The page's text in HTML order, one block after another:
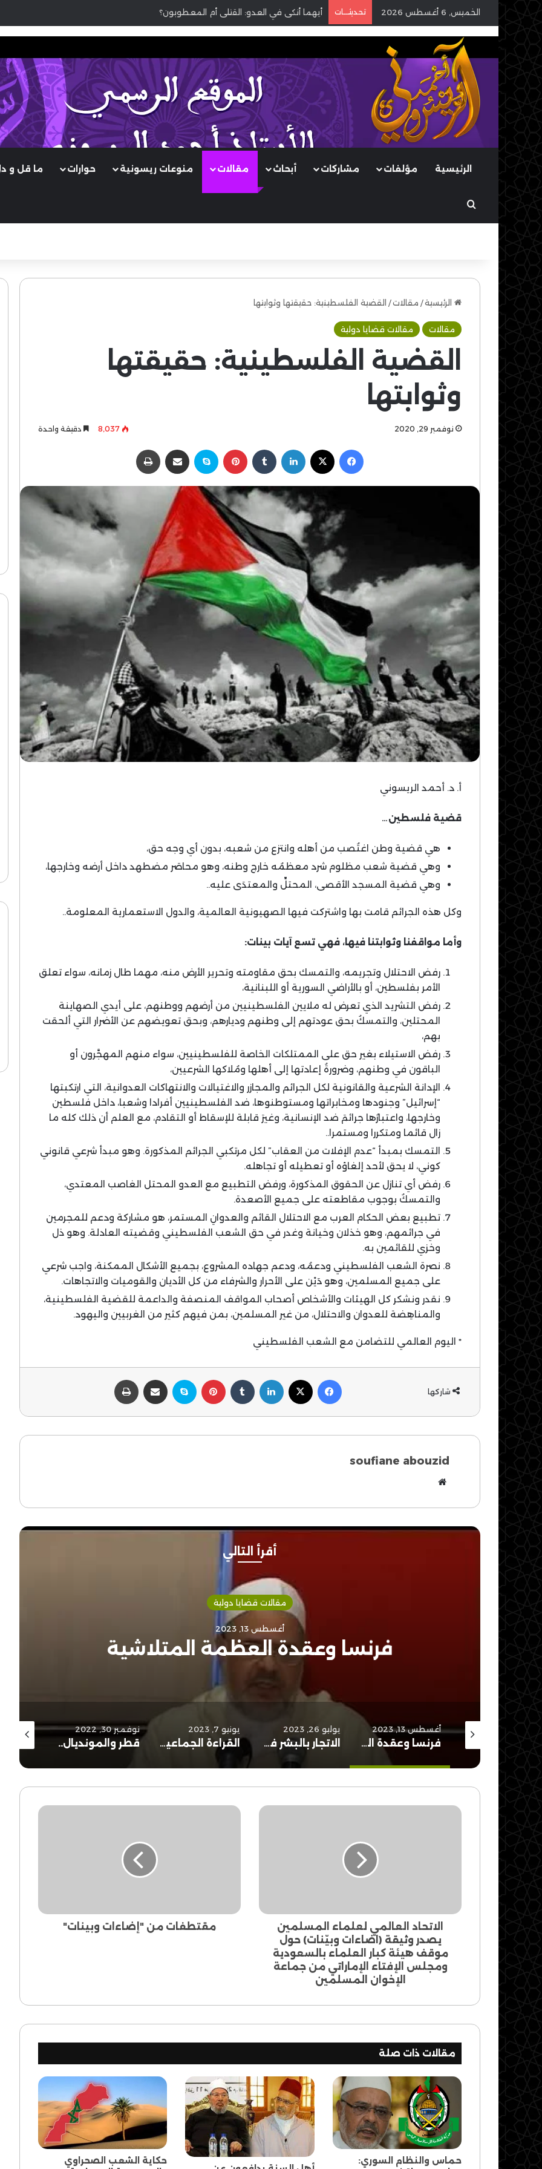
الخميس, 6 أغسطس 2026 تحديثـــات أيهما أنكى في العدو: القتلى أم المعطوبون؟
الرئيسية مؤلفات مشاركات أبحاث مقالات منوعات ريسونية حوارات ما قل و
بحث عن
الرئيسية/ مقالات/ القضية الفلسطينية: حقيقتها وثوابتها
مقالات مقالات قضايا دولية
القضية الفلسطينية: حقيقتها
وثوابتها
نوفمبر 29, 2020 8٬037 دقيقة واحدة
فيسبوك لينكدإن بينتيريست سكايب مشاركة عبر البريد
أ. د. أحمد الريسوني
قضية فلسطين…
هي قضية وطن اغتُصب من أهله وانتزع من شعبه، بدون أي وجه حق،
وهي قضية شعب مظلوم شرد معظمُه خارج وطنه، وهو محاصَر مضطهد داخل أرضه وخارجها،
وهي قضية المسجد الأقصى، المحتلِّ والمعتدَى عليه..
وكل هذه الجرائم قامت بها واشتركت فيها الصهيونية العالمية، والدول الاستعمارية المعلومة..
وأما مواقفنا وثوابتنا فيها، فهي تسع آيات بينات:
رفض الاحتلال وتجريمه، والتمسك بحق مقاومته وتحرير الأرض منه، مهما طال زمانه، سواء تعلق
الأمر بفلسطين، أو بالأراضي السورية أو اللبنانية،
رفض التشريد الذي تعرض له ملايين الفلسطينيين من أرضهم ووطنهم، على أيدي الصهاينة
المحتلين، والتمسكُ بحق عودتهم إلى وطنهم وديارهم، وبحق تعويضهم عن الأضرار التي ألحقت
بهم،
رفض الاستيلاء بغير حق على الممتلكات الخاصة للفلسطينيين، سواء منهم المهجَّرون أو
الباقون في وطنهم، وضرورةُ إعادتها إلى أهلها ومُلاكها الشرعيين،
الإدانة الشرعية والقانونية لكل الجرائم والمجازر والاغتيالات والانتهاكات العدوانية، التي ارتكبتها
“إسرائيل” وجنودها ومخابراتها ومستوطنوها، ضد الفلسطينيين أفرادا وشعبا، داخل فلسطين
وخارجها، واعتبارُها جرائمَ ضد الإنسانية، وغيرَ قابلة للإسقاط أو التقادم، مع العلم أن ذلك كله ما
زال قائما ومتكررا ومستمرا..
التمسك بمبدأ “عدم الإفلات من العقاب” لكل مرتكبي الجرائم المذكورة. وهو مبدأ شرعي قانوني
كوني، لا يحق لأحد إلغاؤه أو تعطيله أو تجاهله.
رفض أي تنازل عن الحقوق المذكورة، ورفض التطبيع مع العدو المحتل الغاصب المعتدي،
والتمسكُ بوجوب مقاطعته على جميع الأصعدة.
تطبيع بعض الحكام العرب مع الاحتلال القائم والعدوانِ المستمر، هو مشاركة ودعم للمجرمين
في جرائمهم، وهو خذلان وخيانة وغدر في حق الشعب الفلسطيني وقضيته العادلة. وهو ذل
وخزي للقائمين به.
نصرة الشعب الفلسطيني ودعمُه، ودعم جهاده المشروع، بجميع الأشكال الممكنة، واجب شرعي
على جميع المسلمين، وهو دَيْن على الأحرار والشرفاء من كل الأديان والقوميات والاتجاهات.
نقدر ونشكر كل الهيئات والأشخاص أصحاب المواقف المنصفة والداعمة للقضية الفلسطينية،
والمناهِضة للعدوان والاحتلال، من غير المسلمين، بمن فيهم كثير من الغربيين واليهود.
* اليوم العالمي للتضامن مع الشعب الفلسطيني
شاركها
فيسبوك لينكدإن بينتيريست سكايب مشاركة عبر البريد
soufiane abouzid
أقرأ التالي
مقالات قضايا دولية
أغسطس 13, 2023
فرنسا وعقدة العظمة المتلاشية
أغسطس 13, 2023
فرنسا وعقدة العظمة المتلاشية
يوليو 26, 2023
الاتجار بالبشر في صيغته العصرية
يونيو 7, 2023
القراءة الجماعية للقرآن الكريم:دواعيها وما قيل فيها
نوفمبر 30, 2022
قطر والمونديال..
أكتوبر 25, 2022
الاتحاد
حول
العلماء
بالسعودية
من
الإخوان
المسلمين
الاتحاد العالمي لعلماء المسلمين
يصدر وثيقة (اضاءات وبيّنات) حول
موقف هيئة كبار العلماء بالسعودية
ومجلس الإفتاء الإماراتي من جماعة
الإخوان المسلمين
مقتطفات
مقتطفات من "إضاءات وبينات"
مقالات ذات صلة
حماس والنظام السوري:
حكاية الشعب الصحراوي